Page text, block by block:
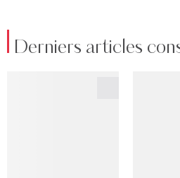
Derniers articles